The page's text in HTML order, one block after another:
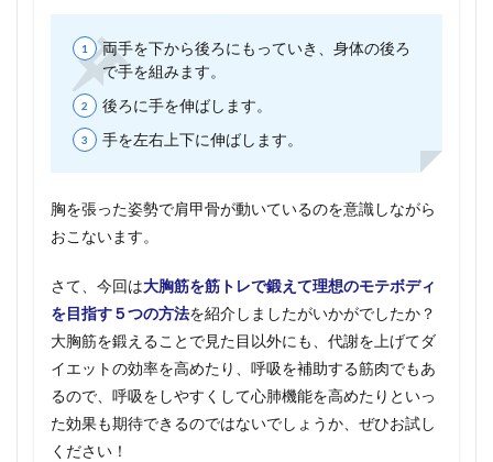
両手を下から後ろにもっていき、身体の後ろ
で手を組みます。
後ろに手を伸ばします。
手を左右上下に伸ばします。
胸を張った姿勢で肩甲骨が動いているのを意識しながら
おこないます。
さて、今回は大胸筋を筋トレで鍛えて理想のモテボディ
を目指す５つの方法を紹介しましたがいかがでしたか？
大胸筋を鍛えることで見た目以外にも、代謝を上げてダ
イエットの効率を高めたり、呼吸を補助する筋肉でもあ
るので、呼吸をしやすくして心肺機能を高めたりといっ
た効果も期待できるのではないでしょうか、ぜひお試し
ください！